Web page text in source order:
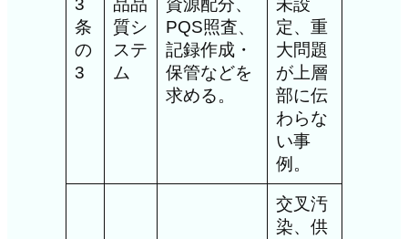
3
条
の
3
品品
質シ
ステ
ム
資源配分、
PQS照査、
記録作成・
保管などを
求める。
未設
定、重
大問題
が上層
部に伝
わらな
い事
例。
交叉汚
染、供